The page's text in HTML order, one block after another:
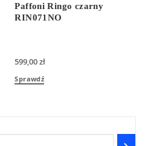
Paffoni Ringo czarny
RIN071NO
599,00zł
Sprawdź